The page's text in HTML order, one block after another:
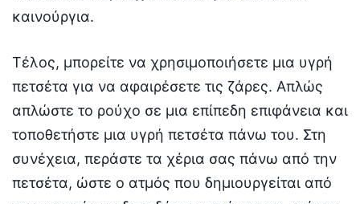
καινούργια.
Τέλος, μπορείτε να χρησιμοποιήσετε μια υγρή
πετσέτα για να αφαιρέσετε τις ζάρες. Απλώς
απλώστε το ρούχο σε μια επίπεδη επιφάνεια και
τοποθετήστε μια υγρή πετσέτα πάνω του. Στη
συνέχεια, περάστε τα χέρια σας πάνω από την
πετσέτα, ώστε ο ατμός που δημιουργείται από